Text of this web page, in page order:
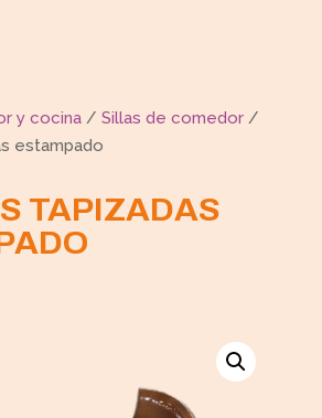
y cocina/ Sillas de comedor/
estampado
TAPIZADAS